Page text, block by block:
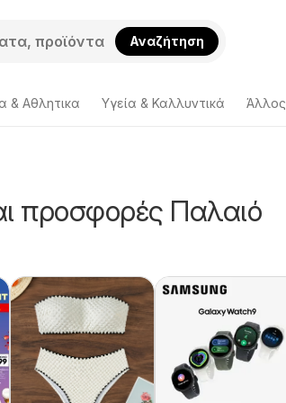
Αναζήτηση
& Aθλητικα Υγεία & Καλλυντικά Άλλος
προσφορές Παλαιό